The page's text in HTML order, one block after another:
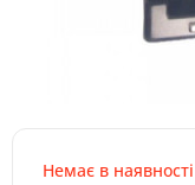
Немає в наявності